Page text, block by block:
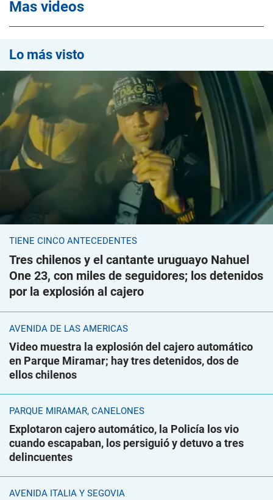
Mas videos
Lo más visto
TIENE CINCO ANTECEDENTES
Tres chilenos y el cantante uruguayo Nahuel
One 23, con miles de seguidores; los detenidos
por la explosión al cajero
AVENIDA DE LAS AMÉRICAS
Video muestra la explosión del cajero automático
en Parque Miramar; hay tres detenidos, dos de
ellos chilenos
PARQUE MIRAMAR, CANELONES
Explotaron cajero automático, la Policía los vio
cuando escapaban, los persiguió y detuvo a tres
delincuentes
AVENIDA ITALIA Y SEGOVIA